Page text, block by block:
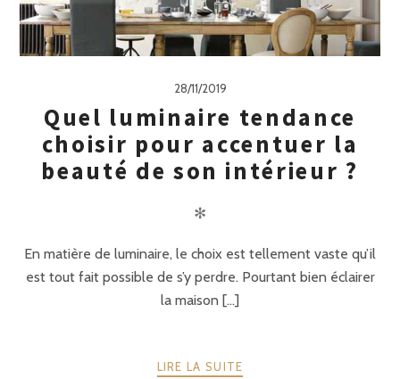
28/11/2019
Quel luminaire tendance
choisir pour accentuer la
beauté de son intérieur ?
✻
En matière de luminaire, le choix est tellement vaste qu’il
est tout fait possible de s’y perdre. Pourtant bien éclairer
la maison [...]
LIRE LA SUITE